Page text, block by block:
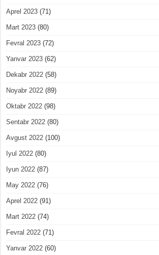
Aprel 2023 (71)
Mart 2023 (80)
Fevral 2023 (72)
Yanvar 2023 (62)
Dekabr 2022 (58)
Noyabr 2022 (89)
Oktabr 2022 (98)
Sentabr 2022 (80)
Avgust 2022 (100)
Iyul 2022 (80)
Iyun 2022 (87)
May 2022 (76)
Aprel 2022 (91)
Mart 2022 (74)
Fevral 2022 (71)
Yanvar 2022 (60)